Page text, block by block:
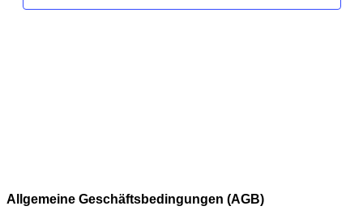
Allgemeine Geschäftsbedingungen (AGB)